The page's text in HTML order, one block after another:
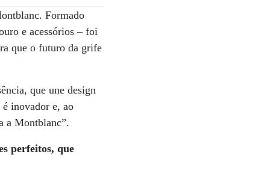
Formado
e acessórios – foi
que o futuro da grife
que une design
inovador e, ao
a Montblanc”.
perfeitos, que